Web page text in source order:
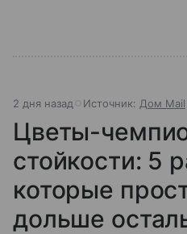
2 дня назад Источник: Дом Mail
Цветы-
стойкости: 5
которые
дольше